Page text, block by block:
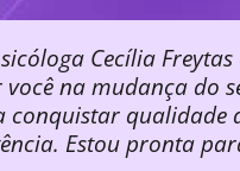
Cecília
na mudança do
conquistar qualidade
Estou pronta